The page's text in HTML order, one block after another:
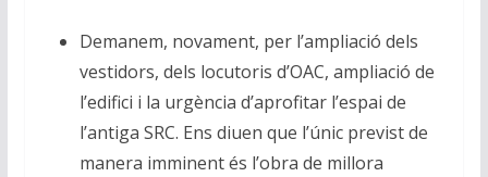
Demanem, novament, per l’ampliació dels
vestidors, dels locutoris d’OAC, ampliació de
l’edifici i la urgència d’aprofitar l’espai de
l’antiga SRC. Ens diuen que l’únic previst de
manera imminent és l’obra de millora